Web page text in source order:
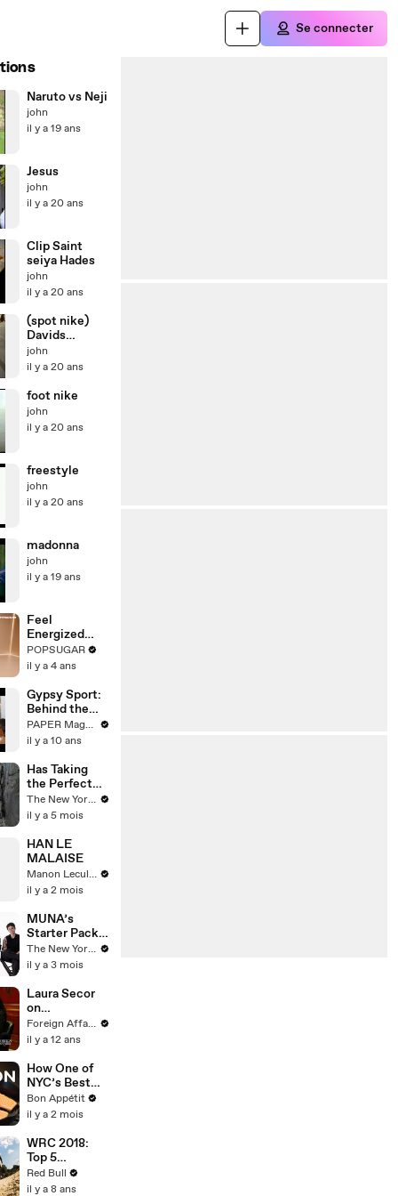
Se connecter
Naruto vs Neji
john
il y a 19 ans
Jesus
john
il y a 20 ans
Clip Saint
seiya Hades
john
il y a 20 ans
(spot nike)
Davids
Freestyle
Soccer
john
il y a 20 ans
foot nike
john
il y a 20 ans
freestyle
john
il y a 20 ans
madonna
john
il y a 19 ans
Feel
Energized
With This 30-
Minute
Cardio HIIT
Routine
POPSUGAR
il y a 4 ans
Gypsy Sport:
Behind the
Sport SS17PAPER Magazine
il y a 10 ans
Has Taking
the Perfect
Photo Ruined
Tourism in
Spectacle”?
The New Yorker
il y a 5 mois
HAN LE
MALAISE
Manon Leculnu
il y a 2 mois
MUNA’s
Starter Pack
of Cultural
Essentials |
Yorker
The New Yorker
il y a 3 mois
Laura Secor
on
Revolutionary
Iran
Foreign Affairs
il y a 12 ans
How One of
NYC’s Best
Chefs Cooks
Perfect
Minutes
Bon Appétit
il y a 2 mois
WRC 2018:
Top 5
highlights
from Rally
Red Bull
il y a 8 ans